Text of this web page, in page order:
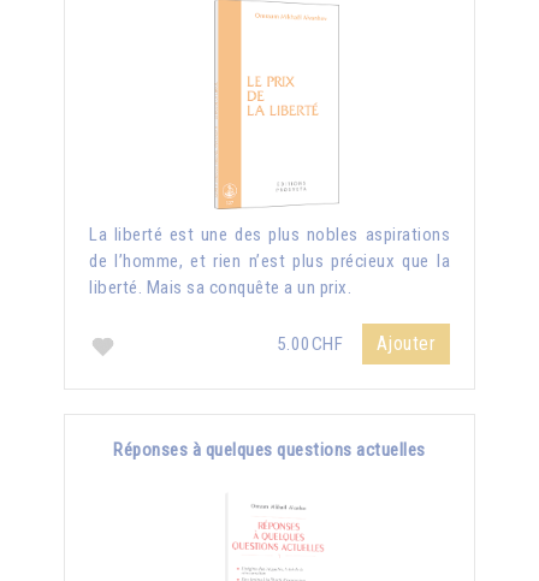
La liberté est une des plus nobles aspirations
de l’homme, et rien n’est plus précieux que la
liberté. Mais sa conquête a un prix.
5.00CHF Ajouter
Réponses à quelques questions actuelles